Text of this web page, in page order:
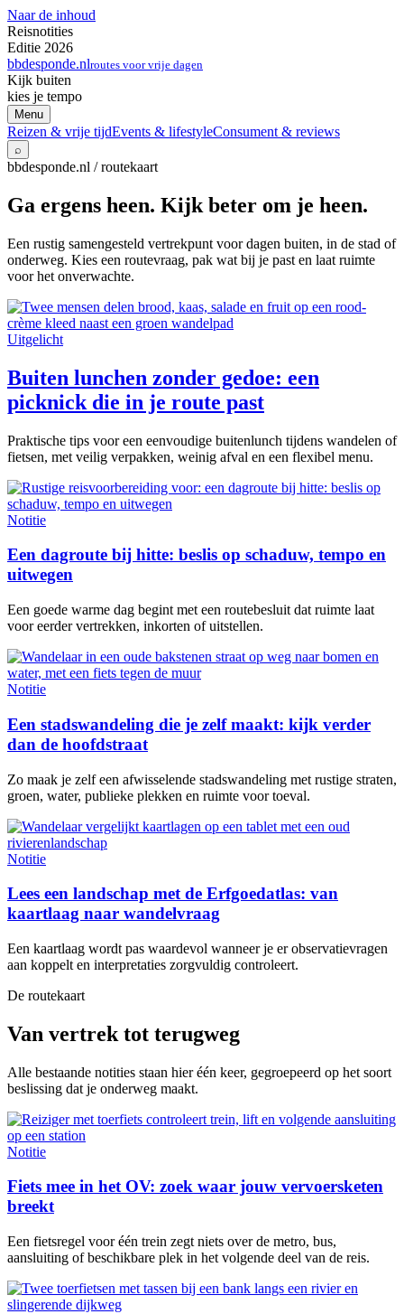
Naar de inhoud
Reisnotities
Editie 2026
bbdesponde.nlroutes voor vrije dagen
Kijk buiten
kies je tempo
Menu
Reizen & vrije tijdEvents & lifestyleConsument & reviews
⌕
bbdesponde.nl / routekaart
Ga ergens heen. Kijk beter om je heen.
Een rustig samengesteld vertrekpunt voor dagen buiten, in de stad of
onderweg. Kies een routevraag, pak wat bij je past en laat ruimte
voor het onverwachte.
Uitgelicht
Buiten lunchen zonder gedoe: een
picknick die in je route past
Praktische tips voor een eenvoudige buitenlunch tijdens wandelen of
fietsen, met veilig verpakken, weinig afval en een flexibel menu.
Notitie
Een dagroute bij hitte: beslis op schaduw, tempo en
uitwegen
Een goede warme dag begint met een routebesluit dat ruimte laat
voor eerder vertrekken, inkorten of uitstellen.
Notitie
Een stadswandeling die je zelf maakt: kijk verder
dan de hoofdstraat
Zo maak je zelf een afwisselende stadswandeling met rustige straten,
groen, water, publieke plekken en ruimte voor toeval.
Notitie
Lees een landschap met de Erfgoedatlas: van
kaartlaag naar wandelvraag
Een kaartlaag wordt pas waardevol wanneer je er observatievragen
aan koppelt en interpretaties zorgvuldig controleert.
De routekaart
Van vertrek tot terugweg
Alle bestaande notities staan hier één keer, gegroepeerd op het soort
beslissing dat je onderweg maakt.
Notitie
Fiets mee in het OV: zoek waar jouw vervoersketen
breekt
Een fietsregel voor één trein zegt niets over de metro, bus,
aansluiting of beschikbare plek in het volgende deel van de reis.